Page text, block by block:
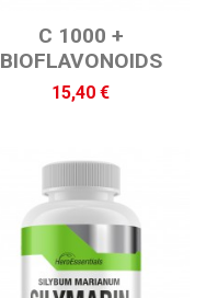
C 1000 +
BIOFLAVONOIDS
15,40 €